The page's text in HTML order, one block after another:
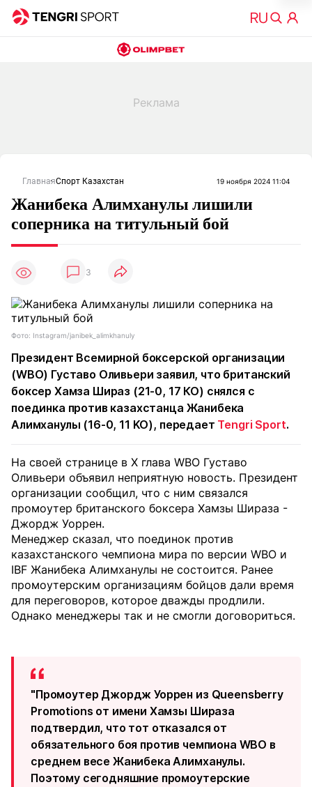
ГлавнаяСпорт Казахстан 19 ноября 2024 11:04
Жанибека Алимханулы лишили
соперника на титульный бой
3
Фото: Instagram/janibek_alimkhanuly
Президент Всемирной боксерской организации
(WBO) Густаво Оливьери заявил, что британский
боксер Хамза Шираз (21-0, 17 КО) снялся с
поединка против казахстанца Жанибека
Алимханулы (16-0, 11 KO), передает Tengri Sport.
На своей странице в X глава WBO Густаво
Оливьери объявил неприятную новость. Президент
организации сообщил, что с ним связался
промоутер британского боксера Хамзы Шираза -
Джордж Уоррен.
Менеджер сказал, что поединок против
казахстанского чемпиона мира по версии WBO и
IBF Жанибека Алимханулы не состоится. Ранее
промоутерским организациям бойцов дали время
для переговоров, которое дважды продлили.
Однако менеджеры так и не смогли договориться.
"Промоутер Джордж Уоррен из Queensberry
Promotions от имени Хамзы Шираза
подтвердил, что тот отказался от
обязательного боя против чемпиона WBO в
среднем весе Жанибека Алимханулы.
Поэтому сегодняшние промоутерские